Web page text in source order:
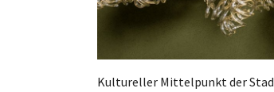
Kultureller Mittelpunkt der